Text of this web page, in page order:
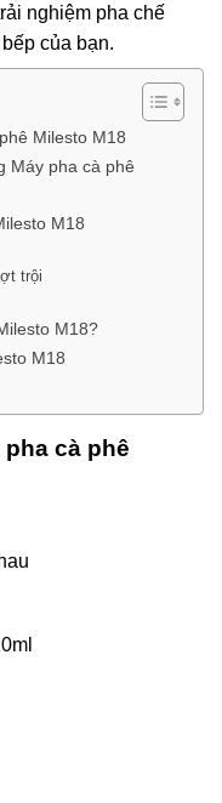
nghiệm pha chế
của bạn.
Milesto M18
Máy pha cà phê
M18
trội
M18?
M18
cà phê